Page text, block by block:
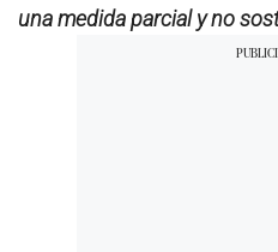
una medida parcial y no